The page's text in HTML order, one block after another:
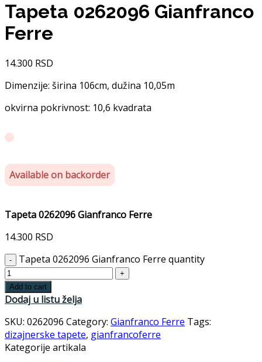
Tapeta 0262096 Gianfranco
Ferre
14.300 RSD
Dimenzije: širina 106cm, dužina 10,05m
okvirna pokrivnost: 10,6 kvadrata
Available on backorder
Tapeta 0262096 Gianfranco Ferre
14.300 RSD
Tapeta 0262096 Gianfranco Ferre quantity
Add to cart
Dodaj u listu želja
SKU: 0262096 Category: Gianfranco Ferre Tags:
dizajnerske tapete, gianfrancoferre
Kategorije artikala